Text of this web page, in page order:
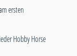
ersten
Hobby Horse